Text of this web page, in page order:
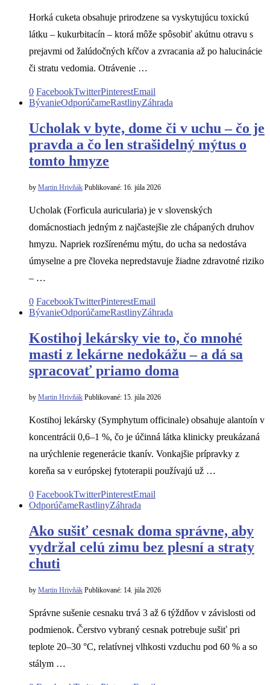
Horká cuketa obsahuje prirodzene sa vyskytujúcu toxickú
látku – kukurbitacín – ktorá môže spôsobiť akútnu otravu s
prejavmi od žalúdočných kŕčov a zvracania až po halucinácie
či stratu vedomia. Otrávenie …
0 FacebookTwitterPinterestEmail
BývanieOdporúčameRastlinyZáhrada
Ucholak v byte, dome či v uchu – čo je
pravda a čo len strašidelný mýtus o
tomto hmyze
by Martin Hrivňák Publikované: 16. júla 2026
Ucholak (Forficula auricularia) je v slovenských
domácnostiach jedným z najčastejšie zle chápaných druhov
hmyzu. Napriek rozšírenému mýtu, do ucha sa nedostáva
úmyselne a pre človeka nepredstavuje žiadne zdravotné riziko
– …
0 FacebookTwitterPinterestEmail
BývanieOdporúčameRastlinyZáhrada
Kostihoj lekársky vie to, čo mnohé
masti z lekárne nedokážu – a dá sa
spracovať priamo doma
by Martin Hrivňák Publikované: 15. júla 2026
Kostihoj lekársky (Symphytum officinale) obsahuje alantoín v
koncentrácii 0,6–1 %, čo je účinná látka klinicky preukázaná
na urýchlenie regenerácie tkanív. Vonkajšie prípravky z
koreňa sa v európskej fytoterapii používajú už …
0 FacebookTwitterPinterestEmail
OdporúčameRastlinyZáhrada
Ako sušiť cesnak doma správne, aby
vydržal celú zimu bez plesní a straty
chuti
by Martin Hrivňák Publikované: 14. júla 2026
Správne sušenie cesnaku trvá 3 až 6 týždňov v závislosti od
podmienok. Čerstvo vybraný cesnak potrebuje sušiť pri
teplote 20–30 °C, relatívnej vlhkosti vzduchu pod 60 % a so
stálym …